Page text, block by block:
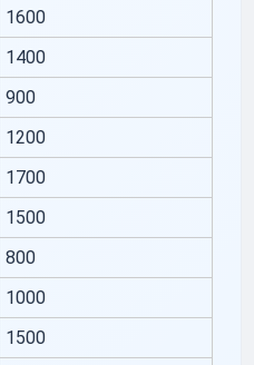
1600
1400
900
1200
1700
1500
800
1000
1500